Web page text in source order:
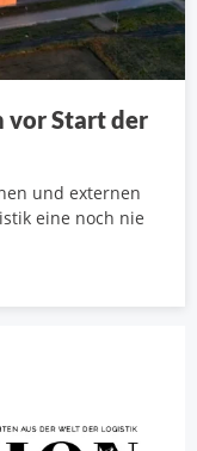
vor Start der
und externen
eine noch nie